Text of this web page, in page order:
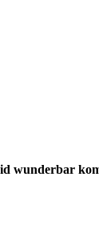
wunderbar